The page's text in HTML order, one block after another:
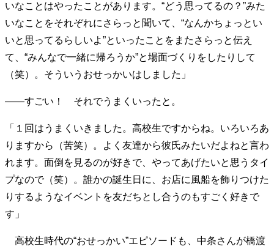
ライフスタイル・生き方
40代からの景色 50代のリアル
美しさの哲学
パートナーとの歩み方
親になるということ
熱狂できるもの
一生モノの愛用品
70代のグランドデザイン
社会・カルチャー・マネー
地域とつながる/お金との付き合い方
いなことはやったことがあります。“どう思ってるの？”みた
いなことをそれぞれにさらっと聞いて、“なんかちょっとい
いと思ってるらしいよ”といったことをまたさらっと伝え
て、“みんなで一緒に帰ろうか”と場面づくりをしたりして
（笑）。そういうおせっかいはしました」
――すごい！ それでうまくいったと。
「１回はうまくいきました。高校生ですからね。いろいろあ
りますから（苦笑）。よく友達から彼氏みたいだよねと言わ
れます。面倒を見るのが好きで、やってあげたいと思うタイ
プなので（笑）。誰かの誕生日に、お店に風船を飾りつけた
りするようなイベントを友だちとし合うのもすごく好きで
す」
高校生時代の“おせっかい”エピソードも、中条さんが橋渡